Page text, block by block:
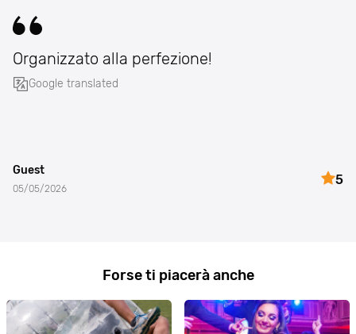
Organizzato alla perfezione!
Google translated
Guest
05/05/2026
5
Forse ti piacerà anche